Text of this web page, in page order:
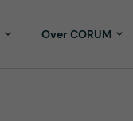
Over CORUM